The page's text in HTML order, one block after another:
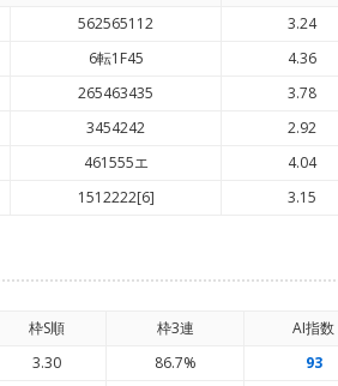
562565112
3.24
6転1F45
4.36
265463435
3.78
3454242
2.92
461555エ
4.04
1512222[6] 3.15
枠S順 枠3連 AI指数
3.30 86.7%
93